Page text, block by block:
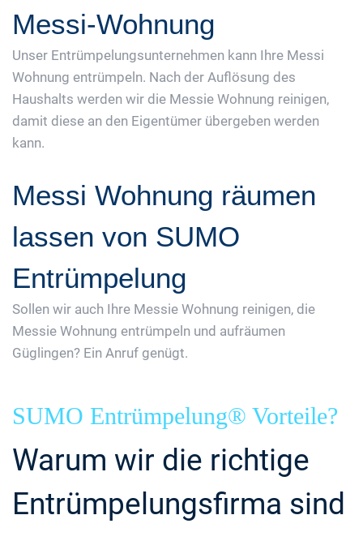
Messi-Wohnung
Unser Entrümpelungsunternehmen kann Ihre Messi
Wohnung entrümpeln. Nach der Auflösung des
Haushalts werden wir die Messie Wohnung reinigen,
damit diese an den Eigentümer übergeben werden
kann.
Messi Wohnung räumen
lassen von SUMO
Entrümpelung
Sollen wir auch Ihre Messie Wohnung reinigen, die
Messie Wohnung entrümpeln und aufräumen
Güglingen? Ein Anruf genügt.
SUMO Entrümpelung® Vorteile?
Warum wir die richtige
Entrümpelungsfirma sind